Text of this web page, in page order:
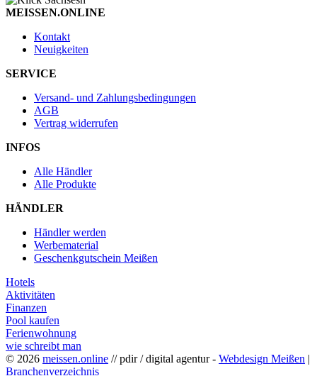
MEISSEN.ONLINE
Kontakt
Neuigkeiten
SERVICE
Versand- und Zahlungsbedingungen
AGB
Vertrag widerrufen
INFOS
Alle Händler
Alle Produkte
HÄNDLER
Händler werden
Werbematerial
Geschenkgutschein Meißen
Hotels
Aktivitäten
Finanzen
Pool kaufen
Ferienwohnung
wie schreibt man
© 2026 meissen.online // pdir / digital agentur - Webdesign Meißen |
Branchenverzeichnis